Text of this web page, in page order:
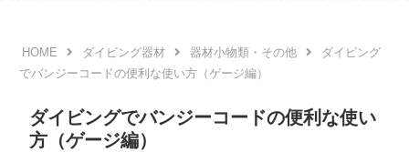
ダイビング器材 器材小物類・その他
ダイビング
でバンジーコードの便利な使い方（ゲージ編）
ダイビングでバンジーコードの便利な使い
方（ゲージ編）